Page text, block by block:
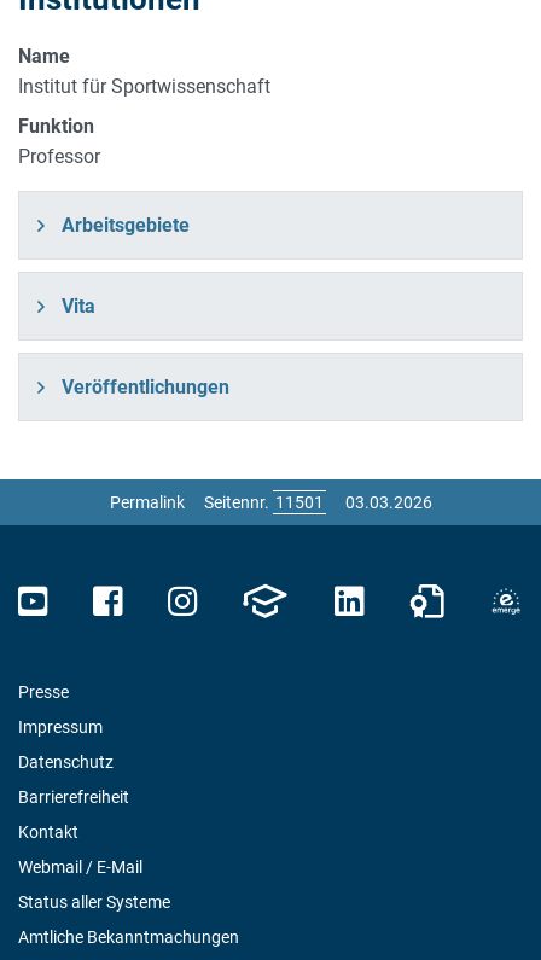
Name
Institut für Sportwissenschaft
Funktion
Professor
Arbeitsgebiete
Vita
Veröffentlichungen
Permalink Seitennr. 03.03.2026
Presse
Impressum
Datenschutz
Barrierefreiheit
Kontakt
Webmail / E-Mail
Status aller Systeme
Amtliche Bekanntmachungen